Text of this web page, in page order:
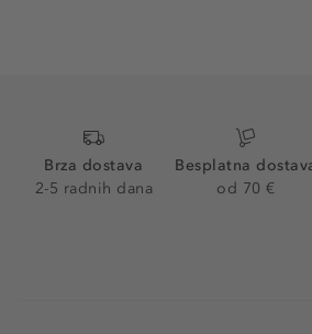
Brza dostava
2-5 radnih dana
Besplatna
od 70 €